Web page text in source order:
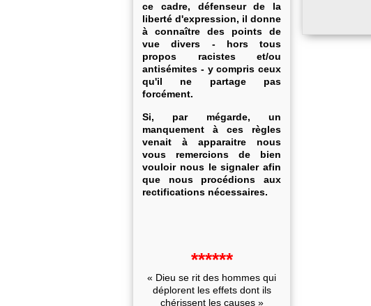
ce cadre, défenseur de la
liberté d'expression, il donne
à connaître des points de
vue divers - hors tous
propos racistes et/ou
antisémites - y compris ceux
qu'il ne partage pas
forcément.
Si, par mégarde, un
manquement à ces règles
venait à apparaitre nous
vous remercions de bien
vouloir nous le signaler afin
que nous procédions aux
rectifications nécessaires.
******
« Dieu se rit des hommes qui
déplorent les effets dont ils
chérissent les causes »